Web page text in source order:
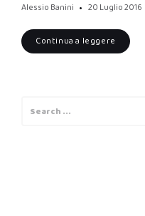
Alessio Banini 20 Luglio 2016
Continua a leggere
for: